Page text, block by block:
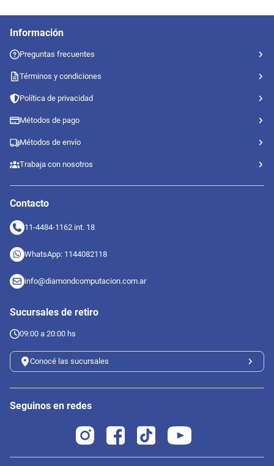
Información
Preguntas frecuentes
Términos y condiciones
Política de privacidad
Métodos de pago
Métodos de envío
Trabaja con nosotros
Contacto
11-4484-1162 int. 18
WhatsApp: 1144082118
info@diamondcomputacion.com.ar
Sucursales de retiro
09:00 a 20:00 hs
Conocé las sucursales
Seguinos en redes